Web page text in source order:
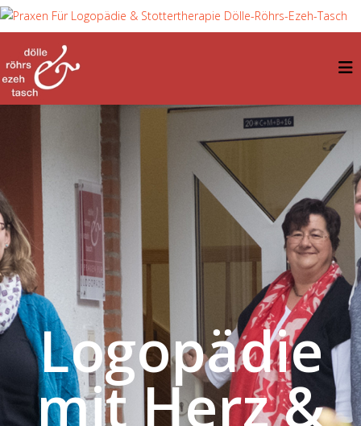
Logopädie
mit Herz &